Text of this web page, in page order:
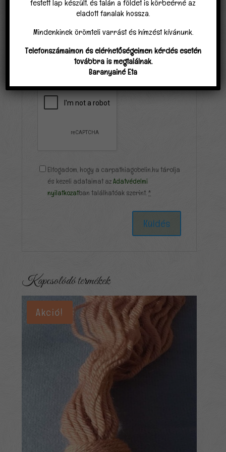
Elfogadom, hogy a carpathiagobelin.hu tárolja
és kezeli adataimat azAdatvédelmi
nyilatkozatban találhatóak szerint. *
Kapcsolódó termékek
Akció!
festett lap készült, és talán a földet is körbeérné az
eladott fanalak hossza.
Mindenkinek örömteli varrást és hímzést kívánunk.
Telefonszámaimon és elérhetőségeimen kérdés esetén
továbbra is megtalálnak.
Baranyainé Eta